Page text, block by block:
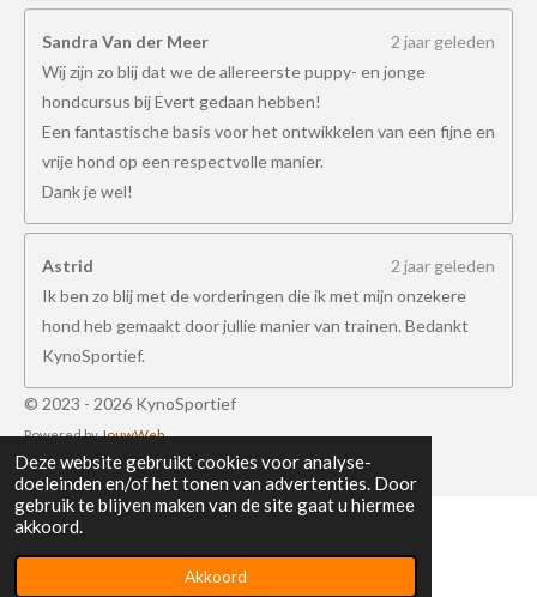
Deze website gebruikt cookies voor analyse-
doeleinden en/of het tonen van advertenties. Door
gebruik te blijven maken van de site gaat u hiermee
akkoord.
Akkoord
Sandra Van der Meer
2 jaar geleden
Wij zijn zo blij dat we de allereerste puppy- en jonge
hondcursus bij Evert gedaan hebben!
Een fantastische basis voor het ontwikkelen van een fijne en
vrije hond op een respectvolle manier.
Dank je wel!
Astrid
2 jaar geleden
Ik ben zo blij met de vorderingen die ik met mijn onzekere
hond heb gemaakt door jullie manier van trainen. Bedankt
KynoSportief.
© 2023 - 2026 KynoSportief
Powered byJouwWeb